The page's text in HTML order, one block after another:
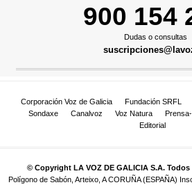
900 154
Dudas o consultas
Corporación Voz de Galicia Fundación SRFL
Sondaxe
Canalvoz Voz Natura
Editorial
© Copyright LA VOZ DE GALICIA S.A.
Polígono de Sabón, Arteixo, A CORUÑA (ESPAÑA)